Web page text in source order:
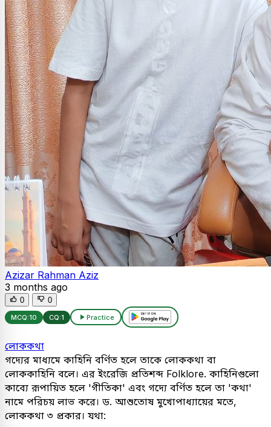
Azizar Rahman Aziz
3 months ago
0 0
MCQ:10 CQ:1 Practice
লোককথা
গদ্যের মাধ্যমে কাহিনি বর্ণিত হলে তাকে লোককথা বা
লোককাহিনি বলে। এর ইংরেজি প্রতিশব্দ Folklore. কাহিনিগুলো
কাব্যে রূপায়িত হলে 'গীতিকা' এবং গদ্যে বর্ণিত হলে তা 'কথা'
নামে পরিচয় লাভ করে। ড. আশুতোষ মুখোপাধ্যায়ের মতে,
লোককথা ৩ প্রকার। যথা: